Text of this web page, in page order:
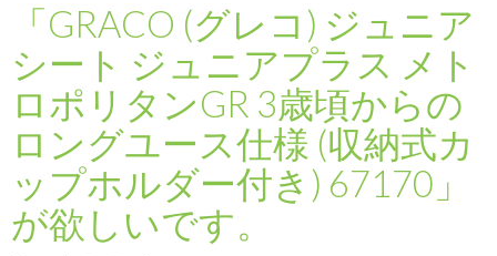
「GRACO (グレコ) ジュニア
シート ジュニアプラス メト
ロポリタンGR 3歳頃からの
ロングユース仕様 (収納式カ
ップホルダー付き) 67170」
が欲しいです。